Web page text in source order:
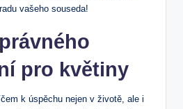
vašeho souseda!
pro‌ květiny
k úspěchu nejen‌ v životě, ale​ i